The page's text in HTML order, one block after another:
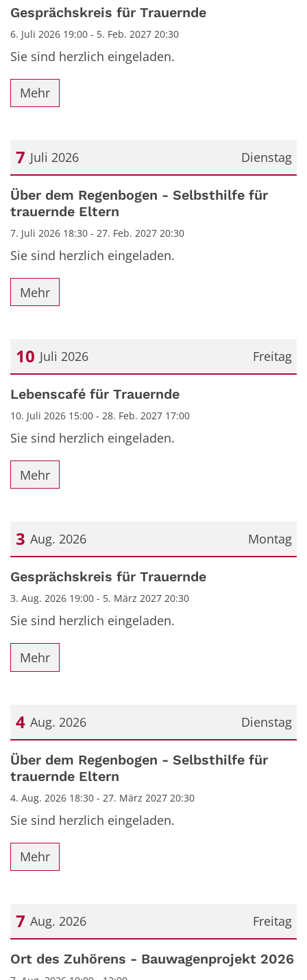
Datum: 6. Juli 2026
Gesprächskreis für Trauernde
6. Juli 2026 19:00 - 5. Feb. 2027 20:30
Sie sind herzlich eingeladen.
Mehr
Dienstag
7 Juli 2026
Datum: 7. Juli 2026
Über dem Regenbogen - Selbsthilfe für
trauernde Eltern
7. Juli 2026 18:30 - 27. Feb. 2027 20:30
Sie sind herzlich eingeladen.
Mehr
Freitag
10 Juli 2026
Datum: 10. Juli 2026
Lebenscafé für Trauernde
10. Juli 2026 15:00 - 28. Feb. 2027 17:00
Sie sind herzlich eingeladen.
Mehr
Montag
3 Aug. 2026
Datum: 3. August 2026
Gesprächskreis für Trauernde
3. Aug. 2026 19:00 - 5. März 2027 20:30
Sie sind herzlich eingeladen.
Mehr
Dienstag
4 Aug. 2026
Datum: 4. August 2026
Über dem Regenbogen - Selbsthilfe für
trauernde Eltern
4. Aug. 2026 18:30 - 27. März 2027 20:30
Sie sind herzlich eingeladen.
Mehr
Freitag
7 Aug. 2026
Datum: 7. August 2026
Ort des Zuhörens - Bauwagenprojekt 2026